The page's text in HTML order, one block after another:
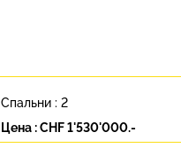
Цена :CHF 1'530'000.-
Спальни : 2